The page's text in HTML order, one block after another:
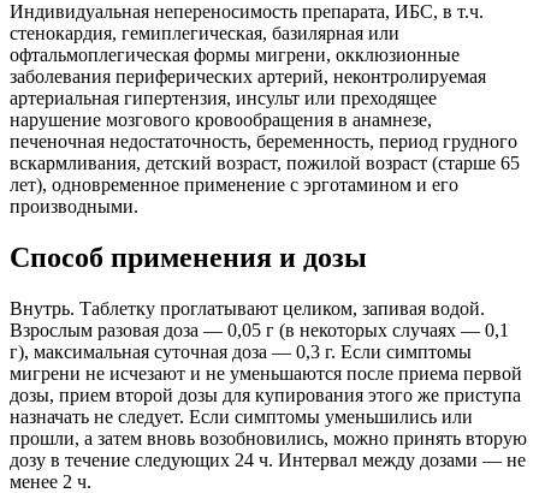
Индивидуальная непереносимость препарата, ИБС, в т.ч.
стенокардия, гемиплегическая, базилярная или
офтальмоплегическая формы мигрени, окклюзионные
заболевания периферических артерий, неконтролируемая
артериальная гипертензия, инсульт или преходящее
нарушение мозгового кровообращения в анамнезе,
печеночная недостаточность, беременность, период грудного
вскармливания, детский возраст, пожилой возраст (старше 65
лет), одновременное применение с эрготамином и его
производными.
Способ применения и дозы
Внутрь. Таблетку проглатывают целиком, запивая водой.
Взрослым разовая доза — 0,05 г (в некоторых случаях — 0,1
г), максимальная суточная доза — 0,3 г. Если симптомы
мигрени не исчезают и не уменьшаются после приема первой
дозы, прием второй дозы для купирования этого же приступа
назначать не следует. Если симптомы уменьшились или
прошли, а затем вновь возобновились, можно принять вторую
дозу в течение следующих 24 ч. Интервал между дозами — не
менее 2 ч.